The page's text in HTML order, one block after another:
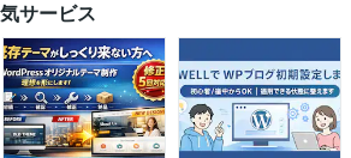
サービス